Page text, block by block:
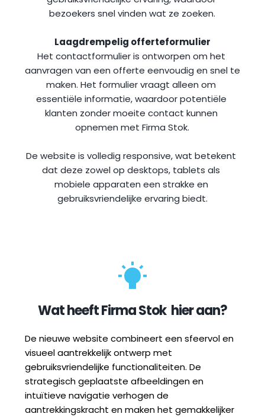
bezoekers snel vinden wat ze zoeken.
Laagdrempelig offerteformulier
Het contactformulier is ontworpen om het
aanvragen van een offerte eenvoudig en snel te
maken. Het formulier vraagt alleen om
essentiële informatie, waardoor potentiële
klanten zonder moeite contact kunnen
opnemen met Firma Stok.
De website is volledig responsive, wat betekent
dat deze zowel op desktops, tablets als
mobiele apparaten een strakke en
gebruiksvriendelijke ervaring biedt.
Wat heeft Firma Stok
  hier aan?
De nieuwe website combineert een sfeervol en
visueel aantrekkelijk ontwerp met
gebruiksvriendelijke functionaliteiten. De
strategisch geplaatste afbeeldingen en
intuïtieve navigatie verhogen de
aantrekkingskracht en maken het gemakkelijker